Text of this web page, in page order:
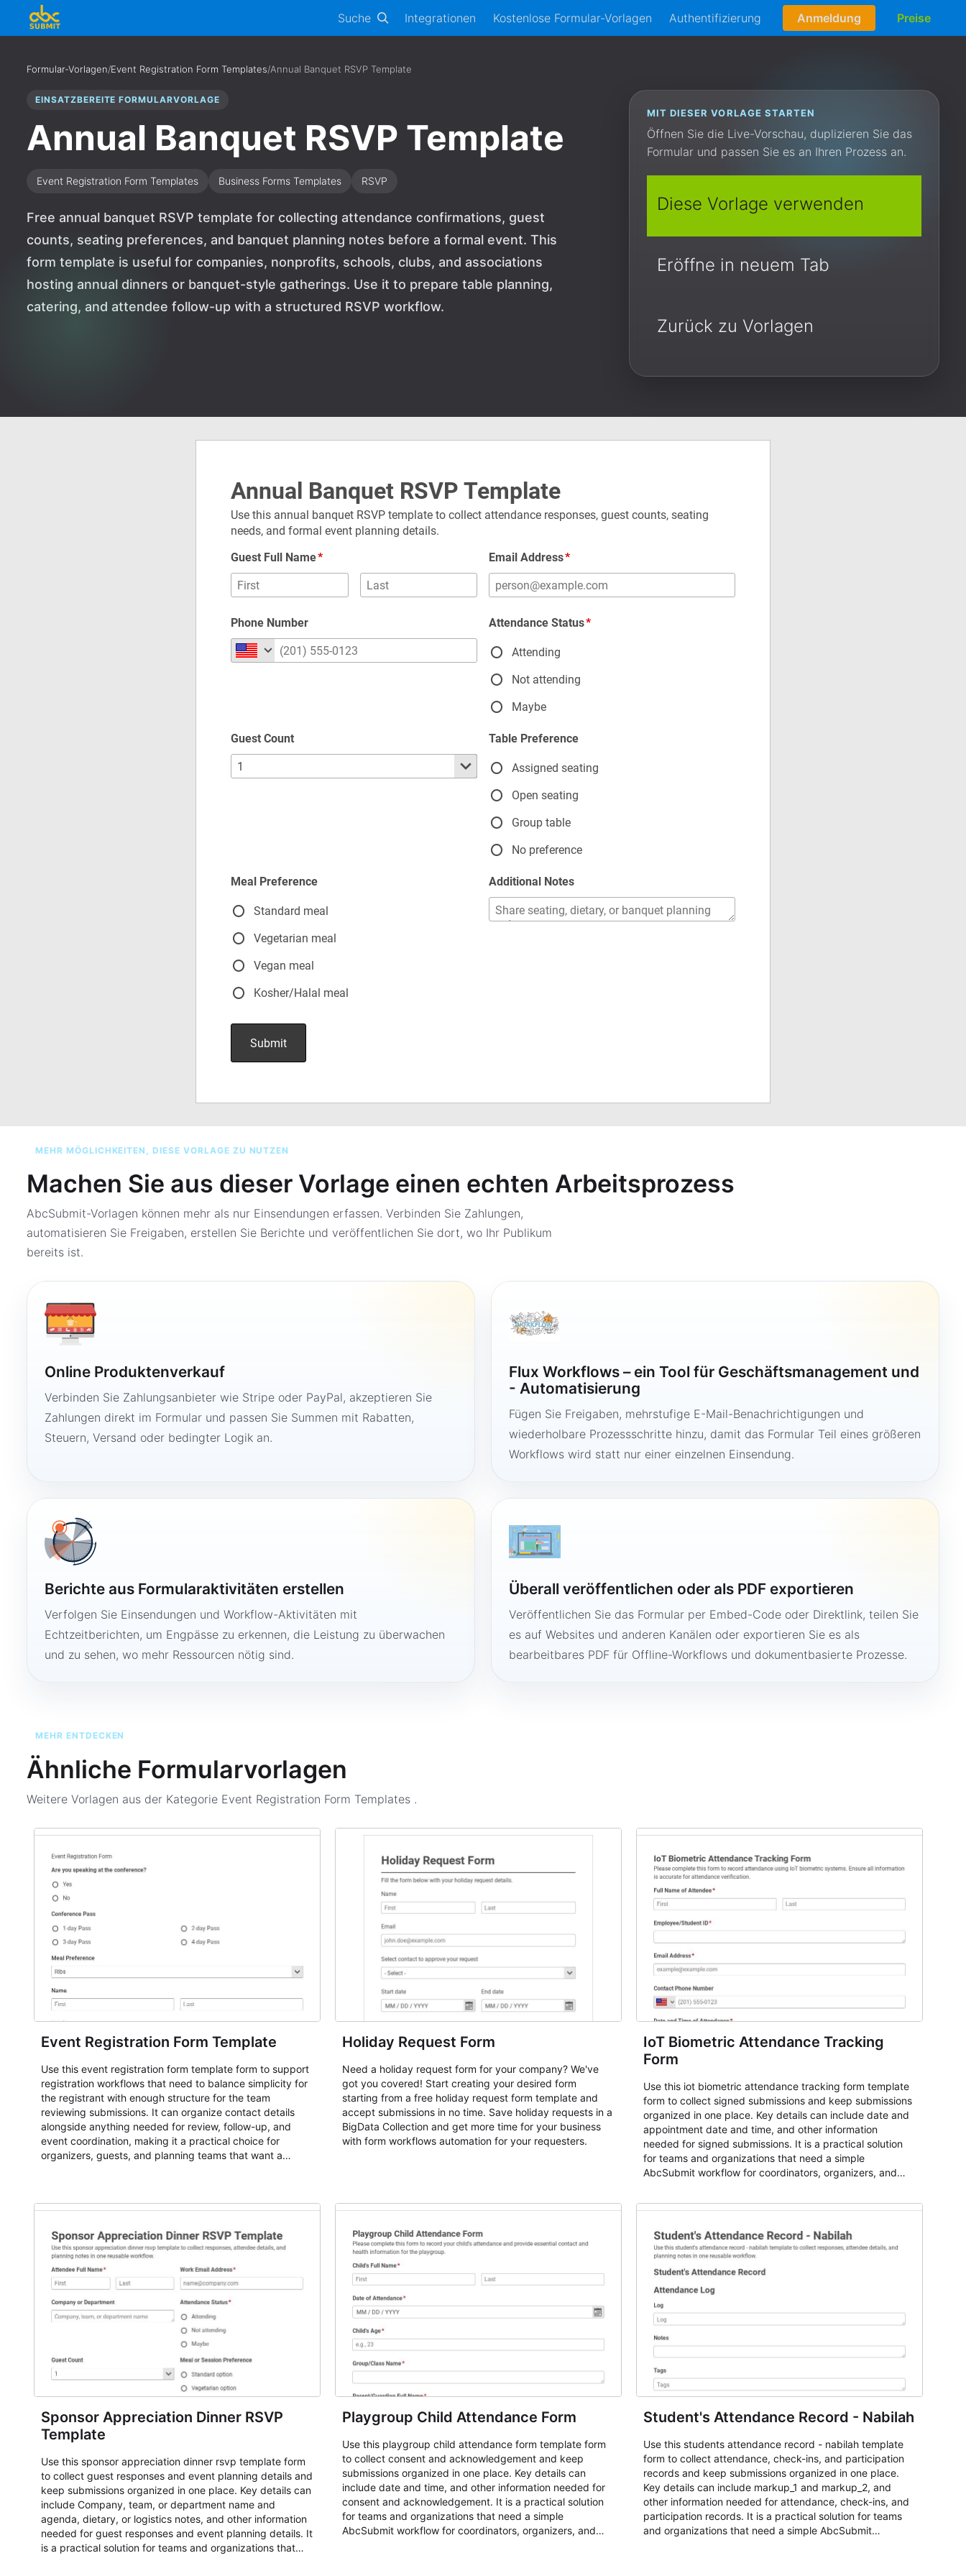
Suche Integrationen Kostenlose Formular-Vorlagen Authentifizierung Anmeldung Preise
Formular-Vorlagen/Event Registration Form Templates/Annual Banquet RSVP Template
EINSATZBEREITE FORMULARVORLAGE
Annual Banquet RSVP Template
Event Registration Form Templates Business Forms Templates RSVP
Free annual banquet RSVP template for collecting attendance confirmations, guest
counts, seating preferences, and banquet planning notes before a formal event. This
form template is useful for companies, nonprofits, schools, clubs, and associations
hosting annual dinners or banquet-style gatherings. Use it to prepare table planning,
catering, and attendee follow-up with a structured RSVP workflow.
MIT DIESER VORLAGE STARTEN
Öffnen Sie die Live-Vorschau, duplizieren Sie das
Formular und passen Sie es an Ihren Prozess an.
Diese Vorlage verwenden
Eröffne in neuem Tab
Zurück zu Vorlagen
MEHR MÖGLICHKEITEN, DIESE VORLAGE ZU NUTZEN
Machen Sie aus dieser Vorlage einen echten Arbeitsprozess
AbcSubmit-Vorlagen können mehr als nur Einsendungen erfassen. Verbinden Sie Zahlungen,
automatisieren Sie Freigaben, erstellen Sie Berichte und veröffentlichen Sie dort, wo Ihr Publikum
bereits ist.
Online Produktenverkauf
Verbinden Sie Zahlungsanbieter wie Stripe oder PayPal, akzeptieren Sie
Zahlungen direkt im Formular und passen Sie Summen mit Rabatten,
Steuern, Versand oder bedingter Logik an.
Flux Workflows – ein Tool für Geschäftsmanagement und
- Automatisierung
Fügen Sie Freigaben, mehrstufige E-Mail-Benachrichtigungen und
wiederholbare Prozessschritte hinzu, damit das Formular Teil eines größeren
Workflows wird statt nur einer einzelnen Einsendung.
Berichte aus Formularaktivitäten erstellen
Verfolgen Sie Einsendungen und Workflow-Aktivitäten mit
Echtzeitberichten, um Engpässe zu erkennen, die Leistung zu überwachen
und zu sehen, wo mehr Ressourcen nötig sind.
Überall veröffentlichen oder als PDF exportieren
Veröffentlichen Sie das Formular per Embed-Code oder Direktlink, teilen Sie
es auf Websites und anderen Kanälen oder exportieren Sie es als
bearbeitbares PDF für Offline-Workflows und dokumentbasierte Prozesse.
MEHR ENTDECKEN
Ähnliche Formularvorlagen
Weitere Vorlagen aus der Kategorie Event Registration Form Templates .
Event Registration Form Template
Use this event registration form template form to support
registration workflows that need to balance simplicity for
the registrant with enough structure for the team
reviewing submissions. It can organize contact details
alongside anything needed for review, follow-up, and
event coordination, making it a practical choice for
organizers, guests, and planning teams that want a
student enrollment, volunteer registration, business event
responses standardized so organizers can evaluate
submissions, manage next steps, and maintain cleaner
registration records over time.
Holiday Request Form
Need a holiday request form for your company? We've
got you covered! Start creating your desired form
starting from a free holiday request form template and
accept submissions in no time. Save holiday requests in a
BigData Collection and get more time for your business
with form workflows automation for your requesters.
IoT Biometric Attendance Tracking
Form
Use this iot biometric attendance tracking form template
form to collect signed submissions and keep submissions
organized in one place. Key details can include date and
appointment date and time, and other information
needed for signed submissions. It is a practical solution
for teams and organizations that need a simple
AbcSubmit workflow for coordinators, organizers, and
Sponsor Appreciation Dinner RSVP
Template
Use this sponsor appreciation dinner rsvp template form
to collect guest responses and event planning details and
keep submissions organized in one place. Key details can
include Company, team, or department name and
agenda, dietary, or logistics notes, and other information
needed for guest responses and event planning details. It
is a practical solution for teams and organizations that
Playgroup Child Attendance Form
Use this playgroup child attendance form template form
to collect consent and acknowledgement and keep
submissions organized in one place. Key details can
include date and time, and other information needed for
consent and acknowledgement. It is a practical solution
for teams and organizations that need a simple
AbcSubmit workflow for coordinators, organizers, and
Student's Attendance Record - Nabilah
Use this students attendance record - nabilah template
form to collect attendance, check-ins, and participation
records and keep submissions organized in one place.
Key details can include markup_1 and markup_2, and
other information needed for attendance, check-ins, and
participation records. It is a practical solution for teams
and organizations that need a simple AbcSubmit